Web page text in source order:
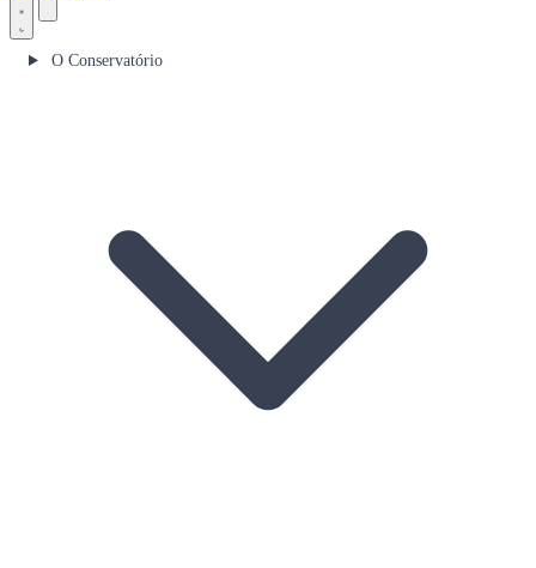
O Conservatório